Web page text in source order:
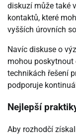
diskuzí může také
kontaktů, které
vyšších úrovních
Navíc diskuse o
mohou poskytnout
technikách řešení
podporuje
Nejlepší
Aby rozhodčí